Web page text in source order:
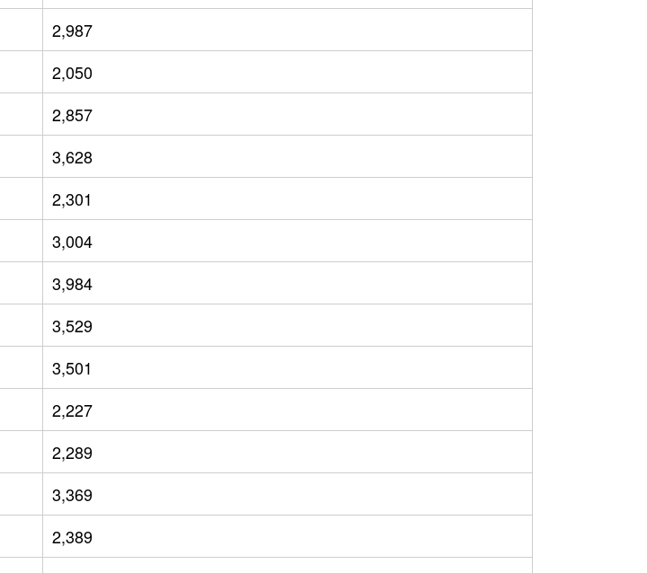
2,987
2,050
2,857
3,628
2,301
3,004
3,984
3,529
3,501
2,227
2,289
3,369
2,389